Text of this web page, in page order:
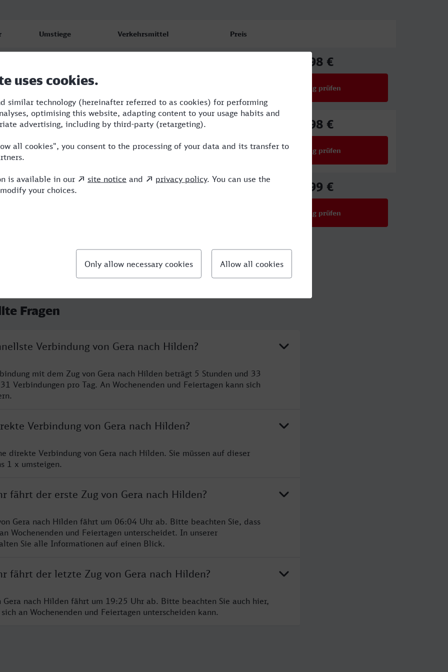
Umstiege Verkehrsmittel Preis
76,98 €
Verbindung prüfen
4 R,RE,ICE,NX 67,98 €
Verbindung prüfen
5 58,99 €
Verbindung prüfen
Fragen
Verbindung von Gera nach Hilden?
mit dem Zug von Gera nach Hilden beträgt 5 Stunden und 33
Verbindungen pro Tag. An Wochenenden und Feiertagen kann sich
Verbindung von Gera nach Hilden?
direkte Verbindung von Gera nach Hilden. Sie müssen auf dieser
1 x umsteigen.
fährt der erste Zug von Gera nach Hilden?
Gera nach Hilden fährt um 06:04 Uhr ab. Bitte beachten Sie, dass
Wochenenden und Feiertagen unterscheidet. In unserer
Sie alle Informationen auf einen Blick.
fährt der letzte Zug von Gera nach Hilden?
Gera nach Hilden fährt um 19:25 Uhr ab. Bitte beachten Sie auch hier,
an Wochenenden und Feiertagen unterscheiden kann.